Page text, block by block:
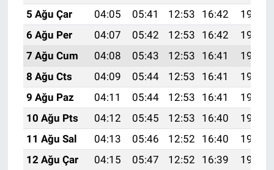
5 Ağu Çar
04:05 05:41 12:53 16:42
19:55
6 Ağu Per
04:07 05:42 12:53 16:42
19:54
7 Ağu Cum
04:08 05:43 12:53 16:41
19:53
8 Ağu Cts
04:09 05:44 12:53 16:41
19:52
9 Ağu Paz
04:11 05:44 12:53 16:41
19:51
10 Ağu Pts
04:12 05:45 12:53 16:40
19:50
11 Ağu Sal
04:13 05:46 12:52 16:40
19:49
12 Ağu Çar
04:15 05:47 12:52 16:39
19:47